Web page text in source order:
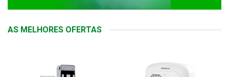
AS MELHORES OFERTAS